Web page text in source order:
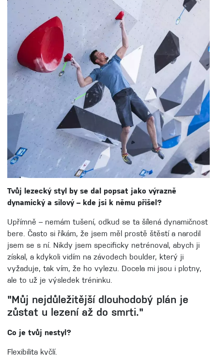
Tvůj lezecký styl by se dal popsat jako výrazně
dynamický a silový – kde jsi k němu přišel?
Upřímně – nemám tušení, odkud se ta šílená dynamičnost
bere. Často si říkám, že jsem měl prostě štěstí a narodil
jsem se s ní. Nikdy jsem specificky netrénoval, abych ji
získal, a kdykoli vidím na závodech boulder, který ji
vyžaduje, tak vím, že ho vylezu. Docela mi jsou i plotny,
ale to už je výsledek tréninku.
"Můj nejdůležitější dlouhodobý plán je
zůstat u lezení až do smrti."
Co je tvůj nestyl?
Flexibilita kyčlí.